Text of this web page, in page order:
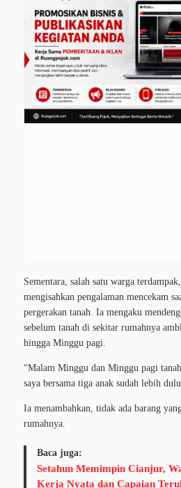
Sementara, salah satu warga
mengisahkan pengalaman mencekam
pergerakan tanah. Ia mengaku
sebelum tanah di sekitar rumahnya
hingga Minggu pagi.
“Malam Minggu dan Minggu pagi
saya bersama tiga anak sudah lebih
Ia menambahkan, tidak ada barang
rumahnya.
Baca juga:
Setahun Memimpin Cianjur,
Kerja Nyata dan Capaian